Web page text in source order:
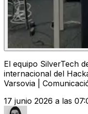
El equipo SilverTech
internacional del
Varsovia |
17 junio 2026 a las